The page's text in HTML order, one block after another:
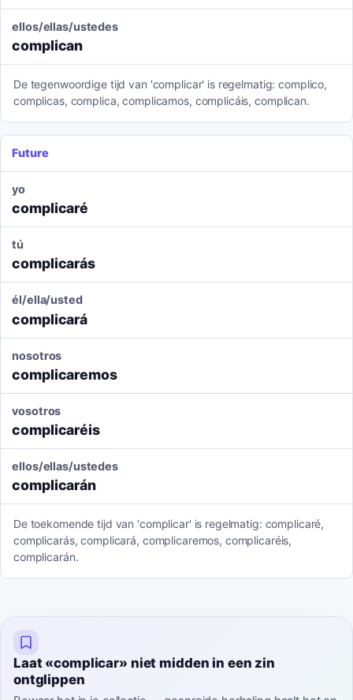
ellos/ellas/ustedes
complican
De tegenwoordige tijd van 'complicar' is regelmatig: complico,
complicas, complica, complicamos, complicáis, complican.
Future
yo
complicaré
tú
complicarás
él/ella/usted
complicará
nosotros
complicaremos
vosotros
complicaréis
ellos/ellas/ustedes
complicarán
De toekomende tijd van 'complicar' is regelmatig: complicaré,
complicarás, complicará, complicaremos, complicaréis,
complicarán.
Laat «complicar» niet midden in een zin
ontglippen